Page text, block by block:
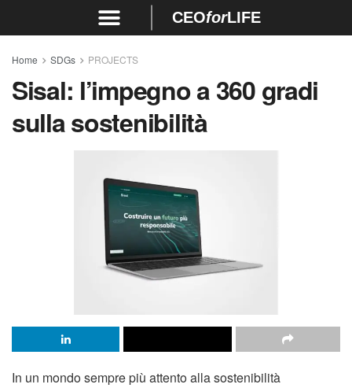
CEOforLIFE
Home SDGs PROJECTS
Sisal: l’impegno a 360 gradi
sulla sostenibilità
In un mondo sempre più attento alla sostenibilità